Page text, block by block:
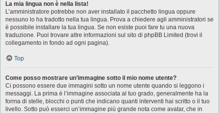
La mia lingua non è nella lista!
L’amministratore potrebbe non aver installato il pacchetto lingua oppure
nessuno lo ha tradotto nella tua lingua. Prova a chiedere agli amministratori se
è possibile installare la tua lingua. Se non esiste puoi fare tu una nuova
traduzione. Puoi trovare altre informazioni sul sito di phpBB Limited (trovi il
collegamento in fondo ad ogni pagina).
Top
Come posso mostrare un’immagine sotto il mio nome utente?
Ci possono essere due immagini sotto un nome utente quando si leggono i
messaggi. La prima è l’immagine associata al tuo grado, generalmente ha la
forma di stelle, blocchi o punti che indicano quanti interventi hai scritto o il tuo
livello. Sotto può esserci un’immagine più grande nota come avatar, che in